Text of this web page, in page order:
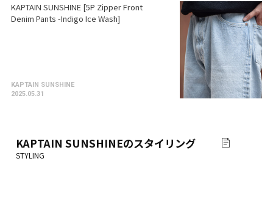
KAPTAIN SUNSHINE [5P Zipper Front
Denim Pants -Indigo Ice Wash]
KAPTAIN SUNSHINE
2025.05.31
KAPTAIN SUNSHINEのスタイリング